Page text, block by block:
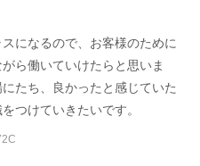
になるので、お客様のために
ら働いていけたらと思いま
たち、良かったと感じていた
つけていきたいです。